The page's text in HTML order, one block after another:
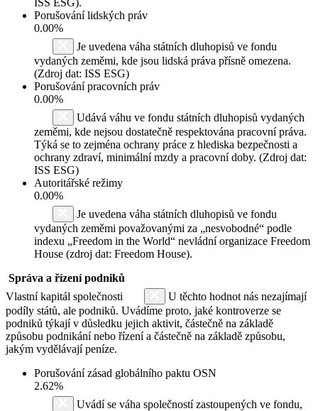
Porušování lidských práv
0.00%
Je uvedena váha státních dluhopisů ve fondu
vydaných zeměmi, kde jsou lidská práva přísně omezena.
(Zdroj dat: ISS ESG)
Porušování pracovních práv
0.00%
Udává váhu ve fondu státních dluhopisů vydaných
zeměmi, kde nejsou dostatečně respektována pracovní práva.
Týká se to zejména ochrany práce z hlediska bezpečnosti a
ochrany zdraví, minimální mzdy a pracovní doby. (Zdroj dat:
ISS ESG)
Autoritářské režimy
0.00%
Je uvedena váha státních dluhopisů ve fondu
vydaných zeměmi považovanými za „nesvobodné“ podle
indexu „Freedom in the World“ nevládní organizace Freedom
House (zdroj dat: Freedom House).
Správa a řízení podniků
Vlastní kapitál společnosti
U těchto hodnot nás nezajímají
podíly států, ale podniků. Uvádíme proto, jaké kontroverze se
podniků týkají v důsledku jejich aktivit, částečně na základě
způsobu podnikání nebo řízení a částečně na základě způsobu,
jakým vydělávají peníze.
Porušování zásad globálního paktu OSN
2.62%
Uvádí se váha společností zastoupených ve fondu,